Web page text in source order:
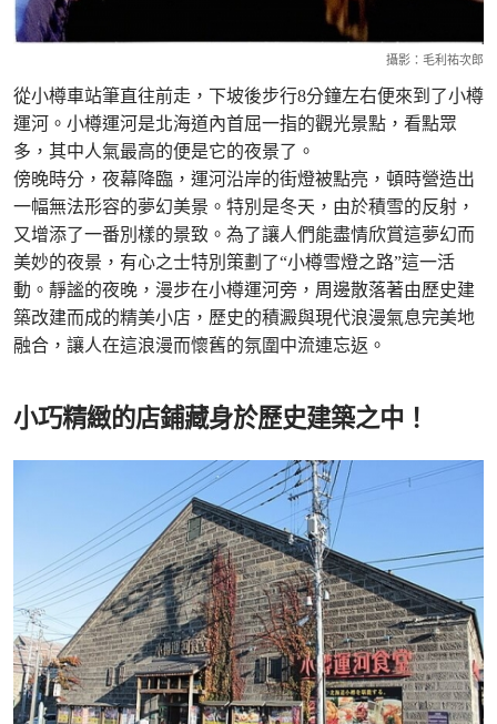
攝影：毛利祐次郎
從小樽車站筆直往前走，下坡後步行8分鐘左右便來到了小樽
運河。小樽運河是北海道內首屈一指的觀光景點，看點眾
多，其中人氣最高的便是它的夜景了。
傍晚時分，夜幕降臨，運河沿岸的街燈被點亮，頓時營造出
一幅無法形容的夢幻美景。特別是冬天，由於積雪的反射，
又增添了一番別樣的景致。為了讓人們能盡情欣賞這夢幻而
美妙的夜景，有心之士特別策劃了“小樽雪燈之路”這一活
動。靜謐的夜晚，漫步在小樽運河旁，周邊散落著由歷史建
築改建而成的精美小店，歷史的積澱與現代浪漫氣息完美地
融合，讓人在這浪漫而懷舊的氛圍中流連忘返。
小巧精緻的店鋪藏身於歷史建築之中！